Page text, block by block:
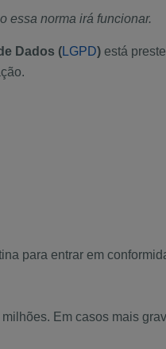
essa norma irá funcionar.
Dados (LGPD) está
para entrar em
Em casos mais